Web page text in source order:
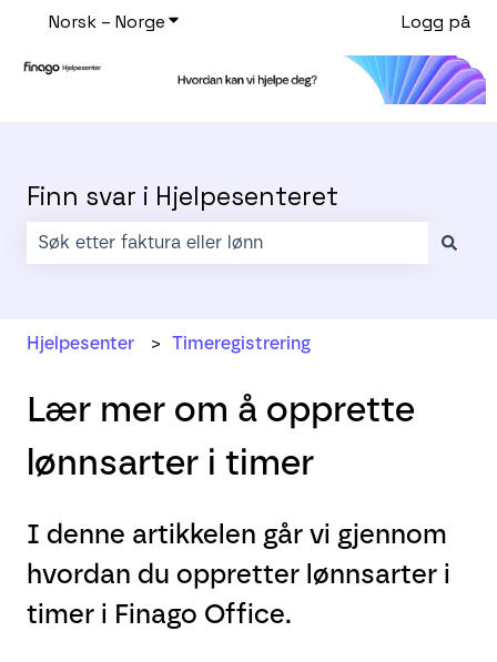
Norsk – NorgeVis undermeny for oversettelserLogg på
Finn svar i Hjelpesenteret
Hjelpesenter Timeregistrering
Lær mer om å opprette
lønnsarter i timer
I denne artikkelen går vi gjennom
hvordan du oppretter lønnsarter i
timer i Finago Office.